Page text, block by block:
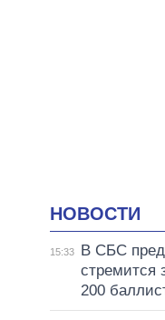
НОВОСТИ
15:33
В СБС
стремится
200